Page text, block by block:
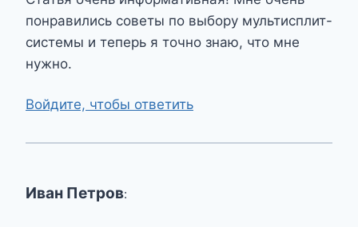
понравились советы по выбору мультисплит-
системы и теперь я точно знаю, что мне
нужно.
Войдите, чтобы ответить
Иван Петров: